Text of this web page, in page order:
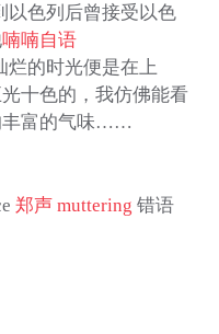
以色列后曾接受以色
喃喃自语
烂的时光便是在上
十色的，我仿佛能看
丰富的气味……
郑声 muttering 错语